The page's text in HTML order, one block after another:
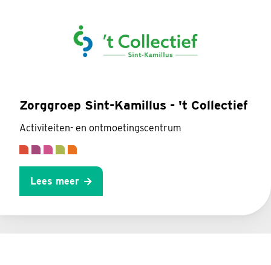
Zorggroep Sint-Kamillus - 't Collectief
Activiteiten- en ontmoetingscentrum
Lees meer